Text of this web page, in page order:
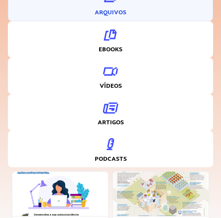
ARQUIVOS
EBOOKS
VÍDEOS
ARTIGOS
PODCASTS